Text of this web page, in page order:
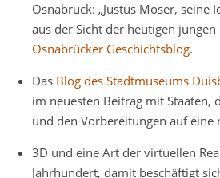
Osnabrück: „Justus Möser, seine
aus der Sicht der heutigen jungen
Osnabrücker Geschichtsblog.
Das Blog des Stadtmuseums
im neuesten Beitrag mit Staaten,
und den Vorbereitungen auf eine
3D und eine Art der virtuellen
Jahrhundert, damit beschäftigt